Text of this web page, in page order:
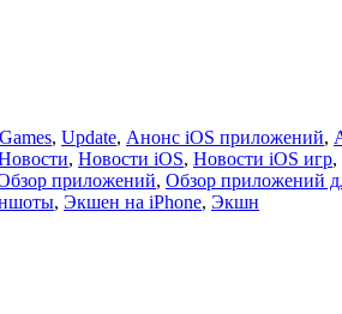
, Update, Анонс iOS приложений,
, Новости iOS, Новости iOS игр,
приложений, Обзор приложений
, Экшен на iPhone, Экшн